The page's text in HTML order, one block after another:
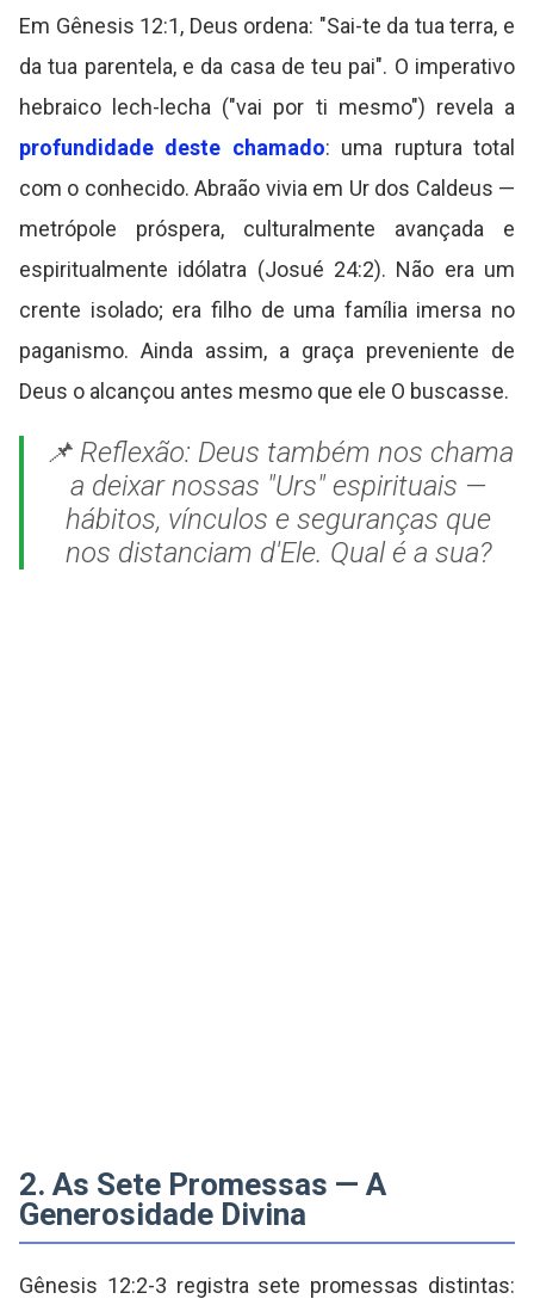
Em Gênesis 12:1, Deus ordena: "Sai-te da tua terra, e
da tua parentela, e da casa de teu pai". O imperativo
hebraico lech-lecha ("vai por ti mesmo") revela a
profundidade deste chamado: uma ruptura total
com o conhecido. Abraão vivia em Ur dos Caldeus —
metrópole próspera, culturalmente avançada e
espiritualmente idólatra (Josué 24:2). Não era um
crente isolado; era filho de uma família imersa no
paganismo. Ainda assim, a graça preveniente de
Deus o alcançou antes mesmo que ele O buscasse.
📌 Reflexão: Deus também nos chama
a deixar nossas "Urs" espirituais —
hábitos, vínculos e seguranças que
nos distanciam d'Ele. Qual é a sua?
2. As Sete Promessas — A
Generosidade Divina
Gênesis 12:2-3 registra sete promessas distintas: